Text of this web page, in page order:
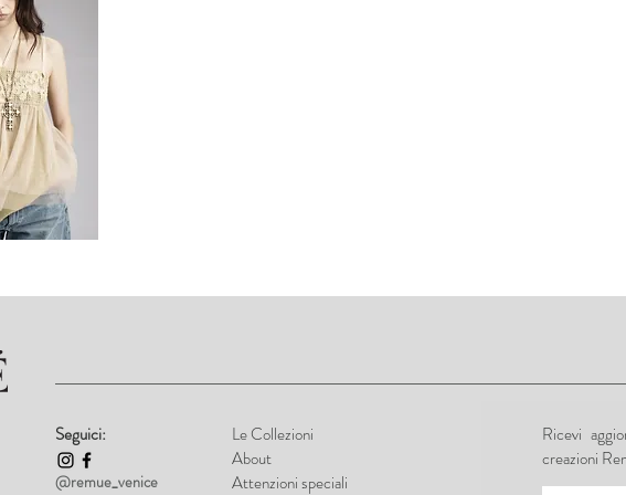
Seguici:
@remue_venice
Le Collezioni
About
Attenzioni speciali
Ricevi
creazioni